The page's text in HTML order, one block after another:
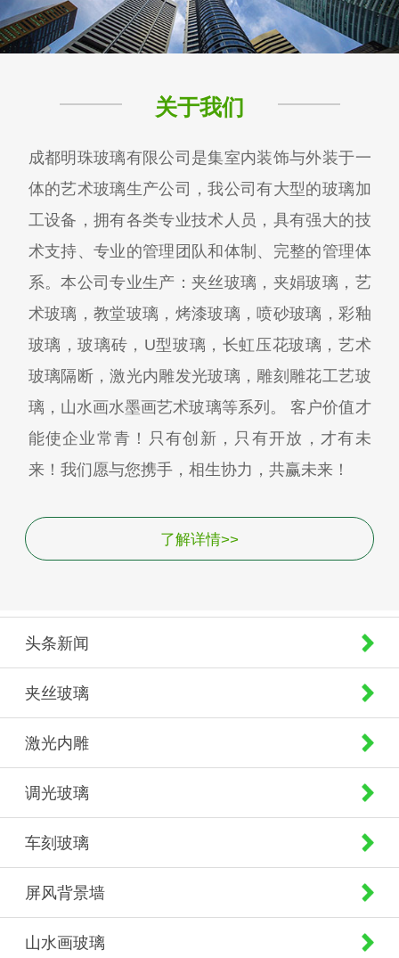
关于我们
成都明珠玻璃有限公司是集室内装饰与外装于一
体的艺术玻璃生产公司，我公司有大型的玻璃加
工设备，拥有各类专业技术人员，具有强大的技
术支持、专业的管理团队和体制、完整的管理体
系。本公司专业生产：夹丝玻璃，夹娟玻璃，艺
术玻璃，教堂玻璃，烤漆玻璃，喷砂玻璃，彩釉
玻璃，玻璃砖，U型玻璃，长虹压花玻璃，艺术
玻璃隔断，激光内雕发光玻璃，雕刻雕花工艺玻
璃，山水画水墨画艺术玻璃等系列。 客户价值才
能使企业常青！只有创新，只有开放，才有未
来！我们愿与您携手，相生协力，共赢未来！
了解详情>>
头条新闻
夹丝玻璃
激光内雕
调光玻璃
车刻玻璃
屏风背景墙
山水画玻璃